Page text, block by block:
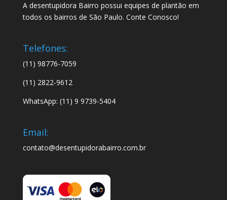
A desentupidora Bairro possui equipes de plantão em
todos os bairros de São Paulo. Conte Conosco!
Telefones:
(11) 98776-7059
(11) 2822-9612
WhatsApp: (11) 9 9739-5404
Email:
contato@desentupidorabairro.com.br